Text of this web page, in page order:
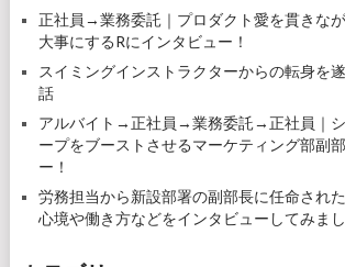
シ
ョ
ン
正社員→業務委託｜プロダクト愛を貫きな
大事にするRにインタビュー！
スイミングインストラクターからの転身を
話
アルバイト→正社員→業務委託→正社員｜
ープをブーストさせるマーケティング部副
ー！
労務担当から新設部署の副部長に任命され
心境や働き方などをインタビューしてみまし